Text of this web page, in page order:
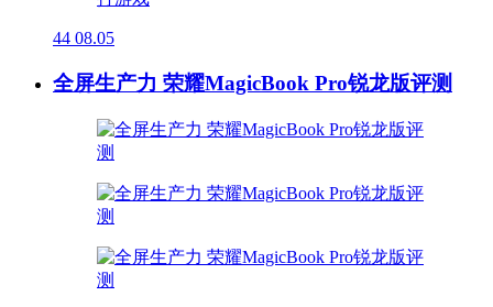
44 08.05
全屏生产力 荣耀MagicBook Pro锐龙版评测